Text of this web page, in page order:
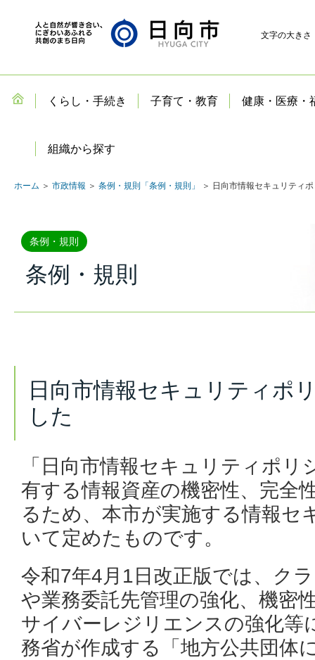
文字の大きさ
くらし・手続き 子育て・教育 健康・医療・
組織から探す
ホーム ＞ 市政情報 ＞ 条例・規則「条例・規則」 ＞ 日向市情報セキュリティ
条例・規則
条例・規則
日向市情報セキュリティポ
した
「日向市情報セキュリティポリ
有する情報資産の機密性、完全
るため、本市が実施する情報セ
いて定めたものです。
令和7年4月1日改正版では、ク
や業務委託先管理の強化、機密
サイバーレジリエンスの強化等
務省が作成する「地方公共団体